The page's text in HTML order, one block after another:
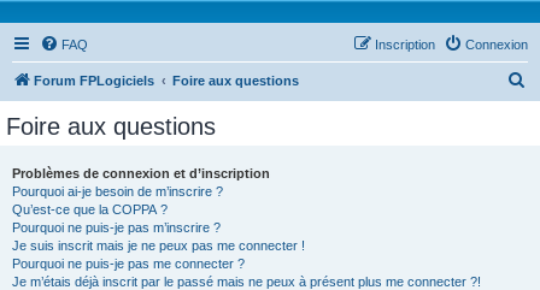
FAQ Connexion
Inscription
Forum FPLogiciels Foire aux questions
Foire aux questions
Problèmes de connexion et d’inscription
Pourquoi ai-je besoin de m’inscrire ?
Qu’est-ce que la COPPA ?
Pourquoi ne puis-je pas m’inscrire ?
Je suis inscrit mais je ne peux pas me connecter !
Pourquoi ne puis-je pas me connecter ?
Je m’étais déjà inscrit par le passé mais ne peux à présent plus me connecter ?!